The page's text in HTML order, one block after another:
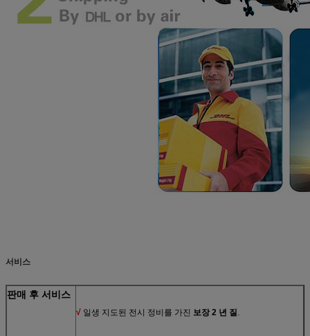
서비스
판매 후 서비스
√ 일생 지도된 전시 정비를 가진 보장 2 년 질 .